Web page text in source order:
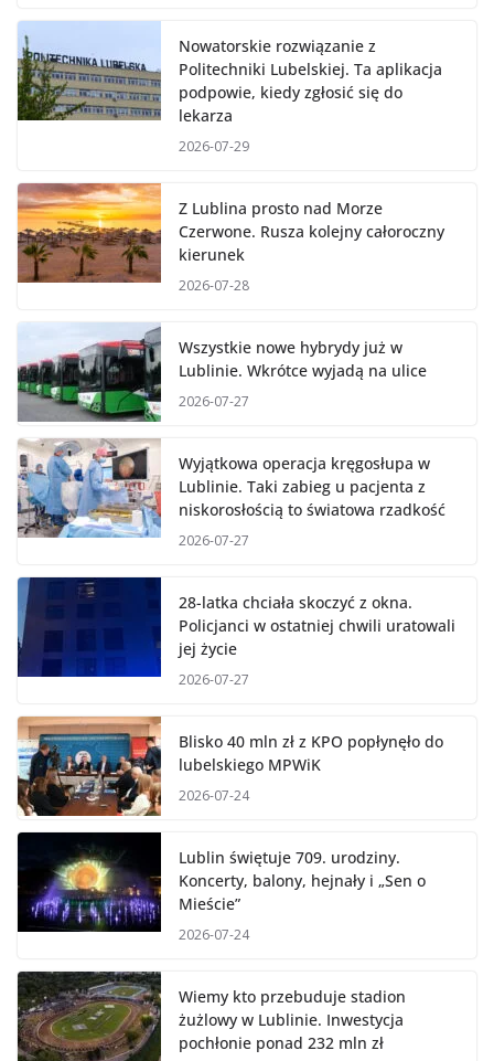
Nowatorskie rozwiązanie z
Politechniki Lubelskiej. Ta aplikacja
podpowie, kiedy zgłosić się do
lekarza
2026-07-29
Z Lublina prosto nad Morze
Czerwone. Rusza kolejny całoroczny
kierunek
2026-07-28
Wszystkie nowe hybrydy już w
Lublinie. Wkrótce wyjadą na ulice
2026-07-27
Wyjątkowa operacja kręgosłupa w
Lublinie. Taki zabieg u pacjenta z
niskorosłością to światowa rzadkość
2026-07-27
28-latka chciała skoczyć z okna.
Policjanci w ostatniej chwili uratowali
jej życie
2026-07-27
Blisko 40 mln zł z KPO popłynęło do
lubelskiego MPWiK
2026-07-24
Lublin świętuje 709. urodziny.
Koncerty, balony, hejnały i „Sen o
Mieście”
2026-07-24
Wiemy kto przebuduje stadion
żużlowy w Lublinie. Inwestycja
pochłonie ponad 232 mln zł